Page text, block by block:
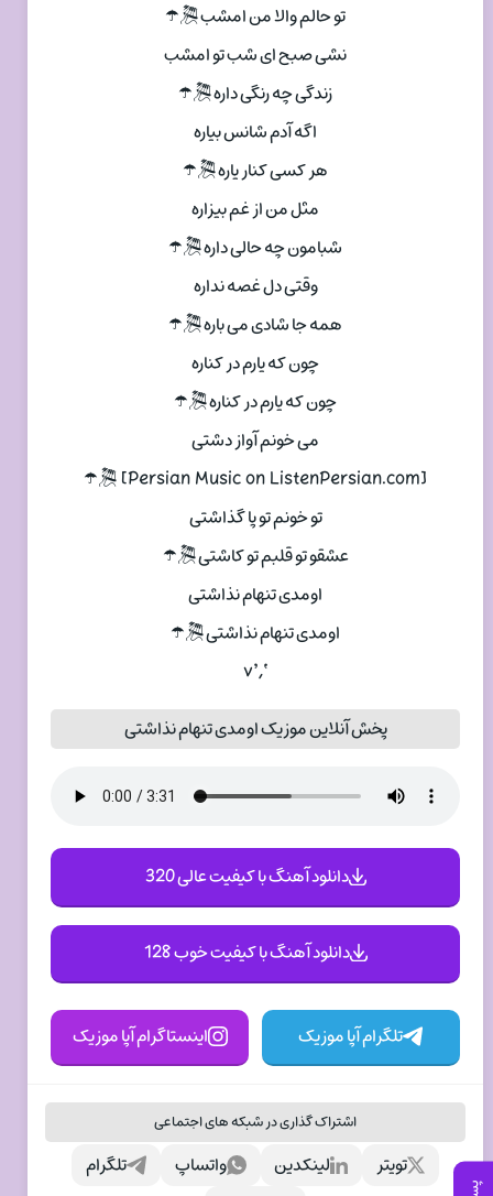
تو حالم والا من امشب 🎘☂
نشی صبح ای شب تو امشب
زندگی چه رنگی داره 🎘☂
اگه آدم شانس بیاره
هر کسی کنار یاره 🎘☂
مثل من از غم بیزاره
شبامون چه حالی داره 🎘☂
وقتی دل غصه نداره
همه جا شادی می باره 🎘☂
چون که یارم در کناره
چون که یارم در کناره 🎘☂
می خونم آواز دشتی
[Persian Music on ListenPersian.com] 🎘☂
تو خونم تو پا گذاشتی
عشقو تو قلبم تو کاشتی 🎘☂
اومدی تنهام نذاشتی
اومدی تنهام نذاشتی 🎘☂
‘,’v
پخش آنلاین موزیک اومدی تنهام نذاشتی
دانلود آهنگ با کیفیت عالی 320
دانلود آهنگ با کیفیت خوب 128
تلگرام آپا موزیک اینستاگرام آپا موزیک
اشتراک گذاری در شبکه های اجتماعی
تلگرام واتساپ لینکدین
تویتر